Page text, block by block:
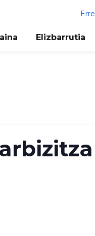
Elizbarrutia